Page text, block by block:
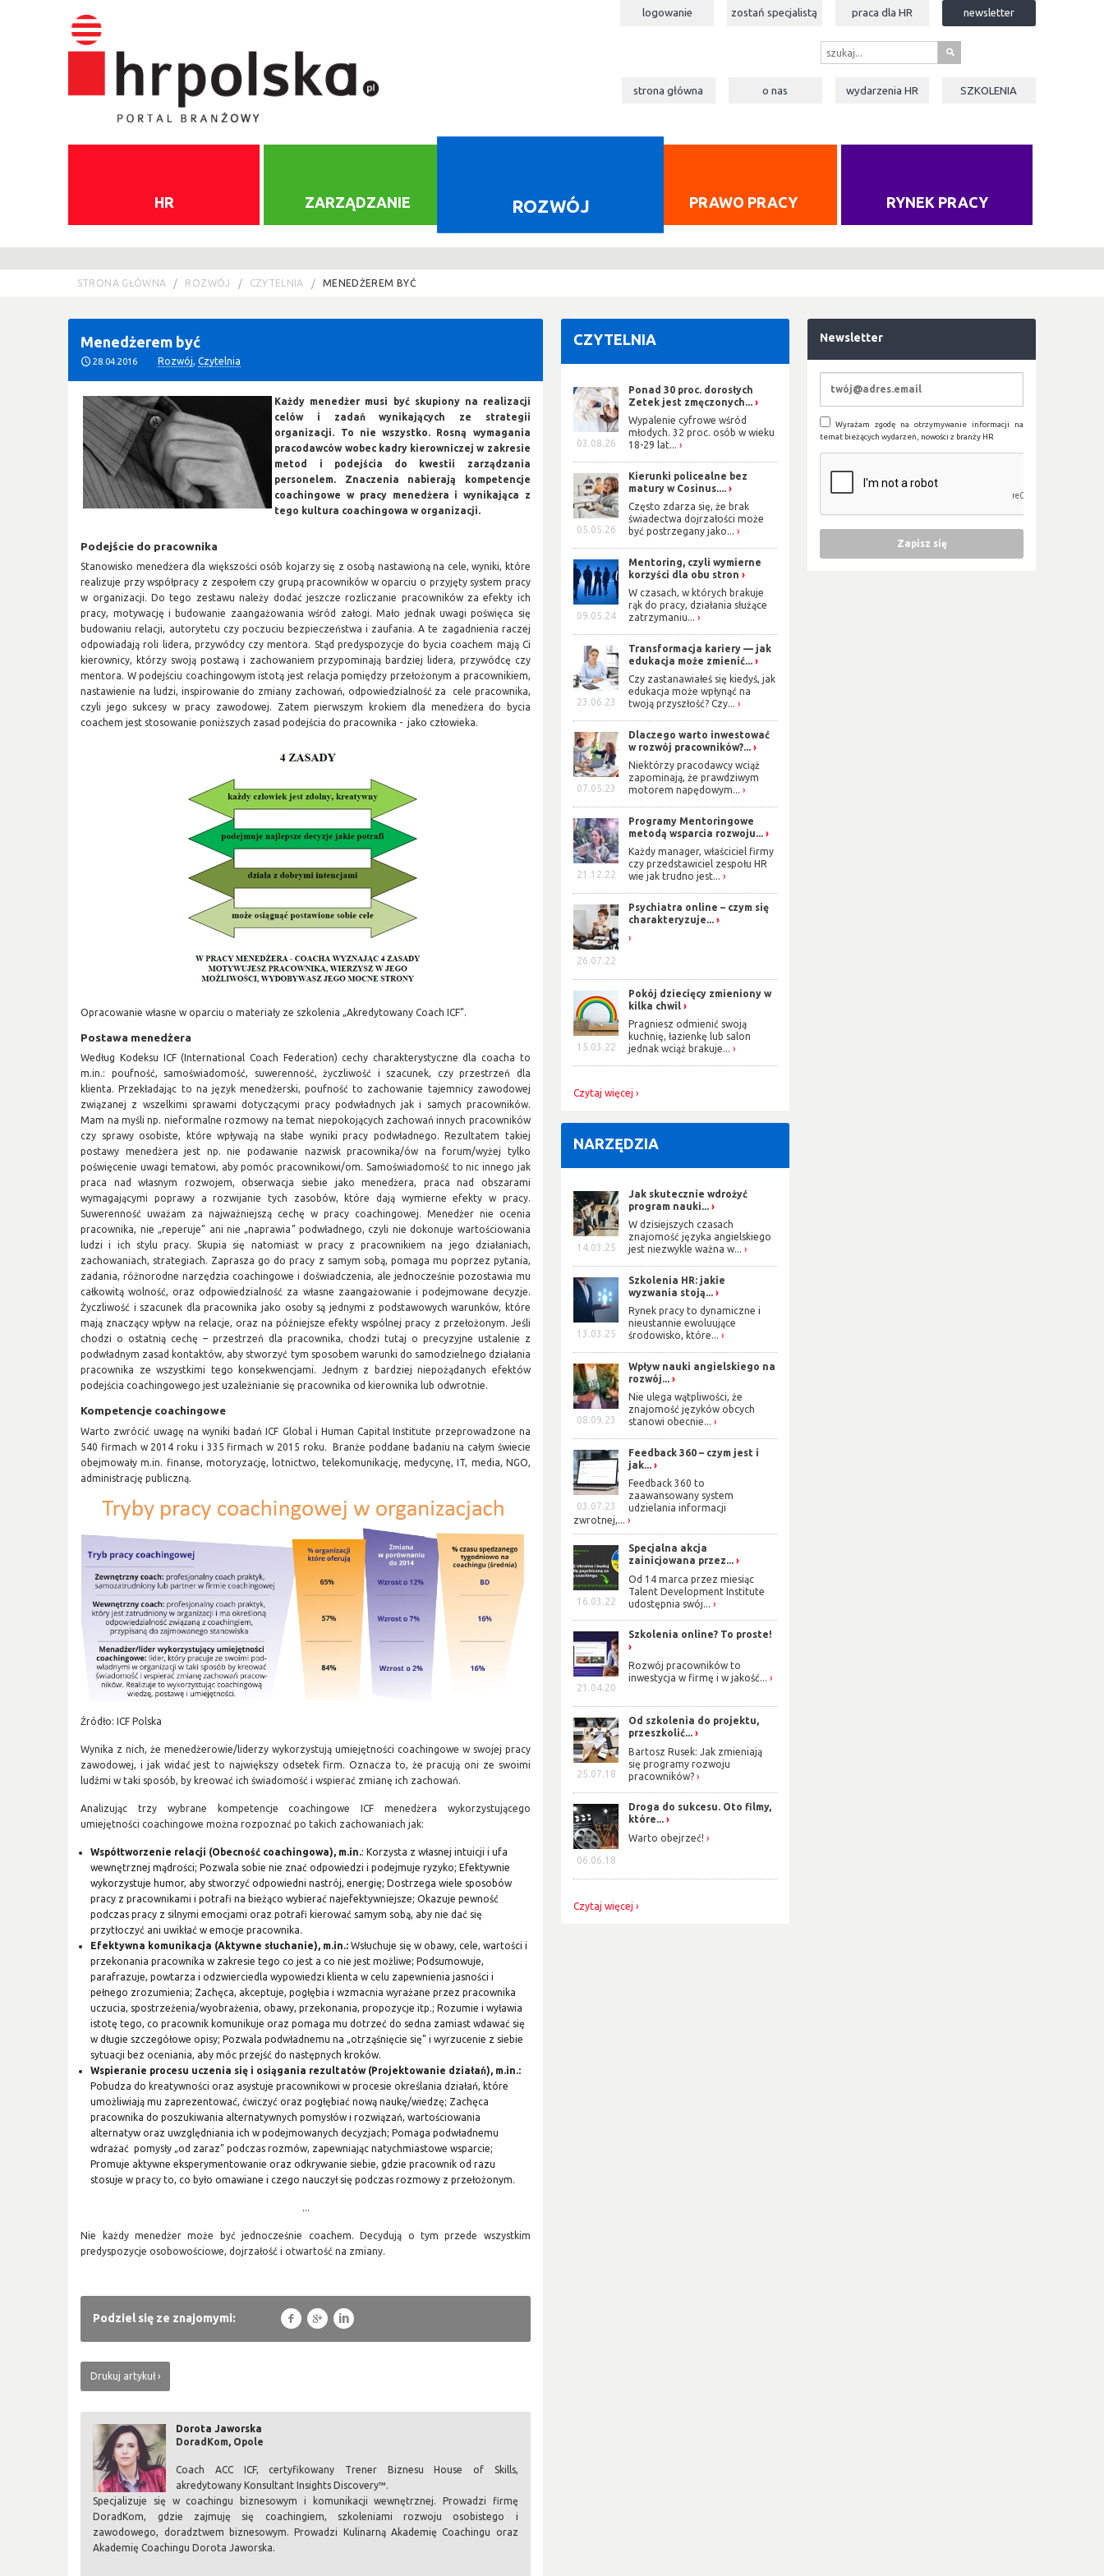
logowanie zostań specjalistą praca dla HR newsletter
s
strona główna o nas wydarzenia HR SZKOLENIA
HR ZARZĄDZANIE ROZWÓJ PRAWO PRACY RYNEK PRACY
STRONA GŁÓWNA ROZWÓJ CZYTELNIA MENEDŻEREM BYĆ
Menedżerem być
28.04.2016 Rozwój ,Czytelnia
Każdy menedżer musi być skupiony na realizacji
celów i zadań wynikających ze strategii
organizacji. To nie wszystko. Rosną wymagania
pracodawców wobec kadry kierowniczej w zakresie
metod i podejścia do kwestii zarządzania
personelem. Znaczenia nabierają kompetencje
coachingowe w pracy menedżera i wynikająca z
tego kultura coachingowa w organizacji.
Podejście do pracownika
Stanowisko menedżera dla większości osób kojarzy się z osobą nastawioną na cele, wyniki, które
realizuje przy współpracy z zespołem czy grupą pracowników w oparciu o przyjęty system pracy
w organizacji. Do tego zestawu należy dodać jeszcze rozliczanie pracowników za efekty ich
pracy, motywację i budowanie zaangażowania wśród załogi. Mało jednak uwagi poświęca się
budowaniu relacji, autorytetu czy poczuciu bezpieczeństwa i zaufania. A te zagadnienia raczej
odpowiadają roli lidera, przywódcy czy mentora. Stąd predyspozycje do bycia coachem mają Ci
kierownicy, którzy swoją postawą i zachowaniem przypominają bardziej lidera, przywódcę czy
mentora. W podejściu coachingowym istotą jest relacja pomiędzy przełożonym a pracownikiem,
nastawienie na ludzi, inspirowanie do zmiany zachowań, odpowiedzialność za cele pracownika,
czyli jego sukcesy w pracy zawodowej. Zatem pierwszym krokiem dla menedżera do bycia
coachem jest stosowanie poniższych zasad podejścia do pracownika - jako człowieka.
Opracowanie własne w oparciu o materiały ze szkolenia „Akredytowany Coach ICF”.
Postawa menedżera
Według Kodeksu ICF (International Coach Federation) cechy charakterystyczne dla coacha to
m.in.: poufność, samoświadomość, suwerenność, życzliwość i szacunek, czy przestrzeń dla
klienta. Przekładając to na język menedżerski, poufność to zachowanie tajemnicy zawodowej
związanej z wszelkimi sprawami dotyczącymi pracy podwładnych jak i samych pracowników.
Mam na myśli np. nieformalne rozmowy na temat niepokojących zachowań innych pracowników
czy sprawy osobiste, które wpływają na słabe wyniki pracy podwładnego. Rezultatem takiej
postawy menedżera jest np. nie podawanie nazwisk pracownika/ów na forum/wyżej tylko
poświęcenie uwagi tematowi, aby pomóc pracownikowi/om. Samoświadomość to nic innego jak
praca nad własnym rozwojem, obserwacja siebie jako menedżera, praca nad obszarami
wymagającymi poprawy a rozwijanie tych zasobów, które dają wymierne efekty w pracy.
Suwerenność uważam za najważniejszą cechę w pracy coachingowej. Menedżer nie ocenia
pracownika, nie „reperuje” ani nie „naprawia” podwładnego, czyli nie dokonuje wartościowania
ludzi i ich stylu pracy. Skupia się natomiast w pracy z pracownikiem na jego działaniach,
zachowaniach, strategiach. Zaprasza go do pracy z samym sobą, pomaga mu poprzez pytania,
zadania, różnorodne narzędzia coachingowe i doświadczenia, ale jednocześnie pozostawia mu
całkowitą wolność, oraz odpowiedzialność za własne zaangażowanie i podejmowane decyzje.
Życzliwość i szacunek dla pracownika jako osoby są jednymi z podstawowych warunków, które
mają znaczący wpływ na relacje, oraz na późniejsze efekty wspólnej pracy z przełożonym. Jeśli
chodzi o ostatnią cechę – przestrzeń dla pracownika, chodzi tutaj o precyzyjne ustalenie z
podwładnym zasad kontaktów, aby stworzyć tym sposobem warunki do samodzielnego działania
pracownika ze wszystkimi tego konsekwencjami. Jednym z bardziej niepożądanych efektów
podejścia coachingowego jest uzależnianie się pracownika od kierownika lub odwrotnie.
Kompetencje coachingowe
Warto zwrócić uwagę na wyniki badań ICF Global i Human Capital Institute przeprowadzone na
540 firmach w 2014 roku i 335 firmach w 2015 roku. Branże poddane badaniu na całym świecie
obejmowały m.in. finanse, motoryzację, lotnictwo, telekomunikację, medycynę, IT, media, NGO,
administrację publiczną.
Źródło: ICF Polska
Wynika z nich, że menedżerowie/liderzy wykorzystują umiejętności coachingowe w swojej pracy
zawodowej, i jak widać jest to największy odsetek firm. Oznacza to, że pracują oni ze swoimi
ludźmi w taki sposób, by kreować ich świadomość i wspierać zmianę ich zachowań.
Analizując trzy wybrane kompetencje coachingowe ICF menedżera wykorzystującego
umiejętności coachingowe można rozpoznać po takich zachowaniach jak:
Współtworzenie relacji (Obecność coachingowa), m.in.: Korzysta z własnej intuicji i ufa
wewnętrznej mądrości; Pozwala sobie nie znać odpowiedzi i podejmuje ryzyko; Efektywnie
wykorzystuje humor, aby stworzyć odpowiedni nastrój, energię; Dostrzega wiele sposobów
pracy z pracownikami i potrafi na bieżąco wybierać najefektywniejsze; Okazuje pewność
podczas pracy z silnymi emocjami oraz potrafi kierować samym sobą, aby nie dać się
przytłoczyć ani uwikłać w emocje pracownika.
Efektywna komunikacja (Aktywne słuchanie), m.in.:Wsłuchuje się w obawy, cele, wartości i
przekonania pracownika w zakresie tego co jest a co nie jest możliwe; Podsumowuje,
parafrazuje, powtarza i odzwierciedla wypowiedzi klienta w celu zapewnienia jasności i
pełnego zrozumienia; Zachęca, akceptuje, pogłębia i wzmacnia wyrażane przez pracownika
uczucia, spostrzeżenia/wyobrażenia, obawy, przekonania, propozycje itp.; Rozumie i wyławia
istotę tego, co pracownik komunikuje oraz pomaga mu dotrzeć do sedna zamiast wdawać się
w długie szczegółowe opisy; Pozwala podwładnemu na „otrząśnięcie się” i wyrzucenie z siebie
sytuacji bez oceniania, aby móc przejść do następnych kroków.
Wspieranie procesu uczenia się i osiągania rezultatów (Projektowanie działań), m.in.:
Pobudza do kreatywności oraz asystuje pracownikowi w procesie określania działań, które
umożliwiają mu zaprezentować, ćwiczyć oraz pogłębiać nową naukę/wiedzę; Zachęca
pracownika do poszukiwania alternatywnych pomysłów i rozwiązań, wartościowania
alternatyw oraz uwzględniania ich w podejmowanych decyzjach; Pomaga podwładnemu
wdrażać pomysły „od zaraz” podczas rozmów, zapewniając natychmiastowe wsparcie;
Promuje aktywne eksperymentowanie oraz odkrywanie siebie, gdzie pracownik od razu
stosuje w pracy to, co było omawiane i czego nauczył się podczas rozmowy z przełożonym.
...
Nie każdy menedżer może być jednocześnie coachem. Decydują o tym przede wszystkim
predyspozycje osobowościowe, dojrzałość i otwartość na zmiany.
Podziel się ze znajomymi: f g l
Drukuj artykuł
Dorota Jaworska
DoradKom, Opole
Coach ACC ICF, certyfikowany Trener Biznesu House of Skills,
akredytowany Konsultant Insights Discovery™.
Specjalizuje się w coachingu biznesowym i komunikacji wewnętrznej. Prowadzi firmę
DoradKom, gdzie zajmuję się coachingiem, szkoleniami rozwoju osobistego i
zawodowego, doradztwem biznesowym. Prowadzi Kulinarną Akademię Coachingu oraz
Akademię Coachingu Dorota Jaworska.
CZYTELNIA
03.08.26
Ponad 30 proc. dorosłych
Zetek jest zmęczonych...
Wypalenie cyfrowe wśród
młodych. 32 proc. osób w wieku
18-29 lat...
05.05.26
Kierunki policealne bez
matury w Cosinus....
Często zdarza się, że brak
świadectwa dojrzałości może
być postrzegany jako...
09.05.24
Mentoring, czyli wymierne
korzyści dla obu stron
W czasach, w których brakuje
rąk do pracy, działania służące
zatrzymaniu...
23.06.23
Transformacja kariery — jak
edukacja może zmienić...
Czy zastanawiałeś się kiedyś, jak
edukacja może wpłynąć na
twoją przyszłość? Czy...
07.05.23
Dlaczego warto inwestować
w rozwój pracowników?...
Niektórzy pracodawcy wciąż
zapominają, że prawdziwym
motorem napędowym...
21.12.22
Programy Mentoringowe
metodą wsparcia rozwoju...
Każdy manager, właściciel firmy
czy przedstawiciel zespołu HR
wie jak trudno jest...
26.07.22
Psychiatra online – czym się
charakteryzuje...
15.03.22
Pokój dziecięcy zmieniony w
kilka chwil
Pragniesz odmienić swoją
kuchnię, łazienkę lub salon
jednak wciąż brakuje...
Czytaj więcej
NARZĘDZIA
14.03.25
Jak skutecznie wdrożyć
program nauki...
W dzisiejszych czasach
znajomość języka angielskiego
jest niezwykle ważna w...
13.03.25
Szkolenia HR: jakie
wyzwania stoją...
Rynek pracy to dynamiczne i
nieustannie ewoluujące
środowisko, które...
08.09.23
Wpływ nauki angielskiego na
rozwój...
Nie ulega wątpliwości, że
znajomość języków obcych
stanowi obecnie...
03.07.23
Feedback 360 – czym jest i
jak...
Feedback 360 to
zaawansowany system
udzielania informacji
zwrotnej,...
16.03.22
Specjalna akcja
zainicjowana przez...
Od 14 marca przez miesiąc
Talent Development Institute
udostępnia swój...
21.04.20
Szkolenia online? To proste!
Rozwój pracowników to
inwestycja w firmę i w jakość...
25.07.18
Od szkolenia do projektu,
przeszkolić...
Bartosz Rusek: Jak zmieniają
się programy rozwoju
pracowników?
06.06.18
Droga do sukcesu. Oto filmy,
które...
Warto obejrzeć!
Czytaj więcej
Newsletter
Wyrażam zgodę na otrzymywanie informacji na
temat bieżących wydarzeń, nowości z branży HR